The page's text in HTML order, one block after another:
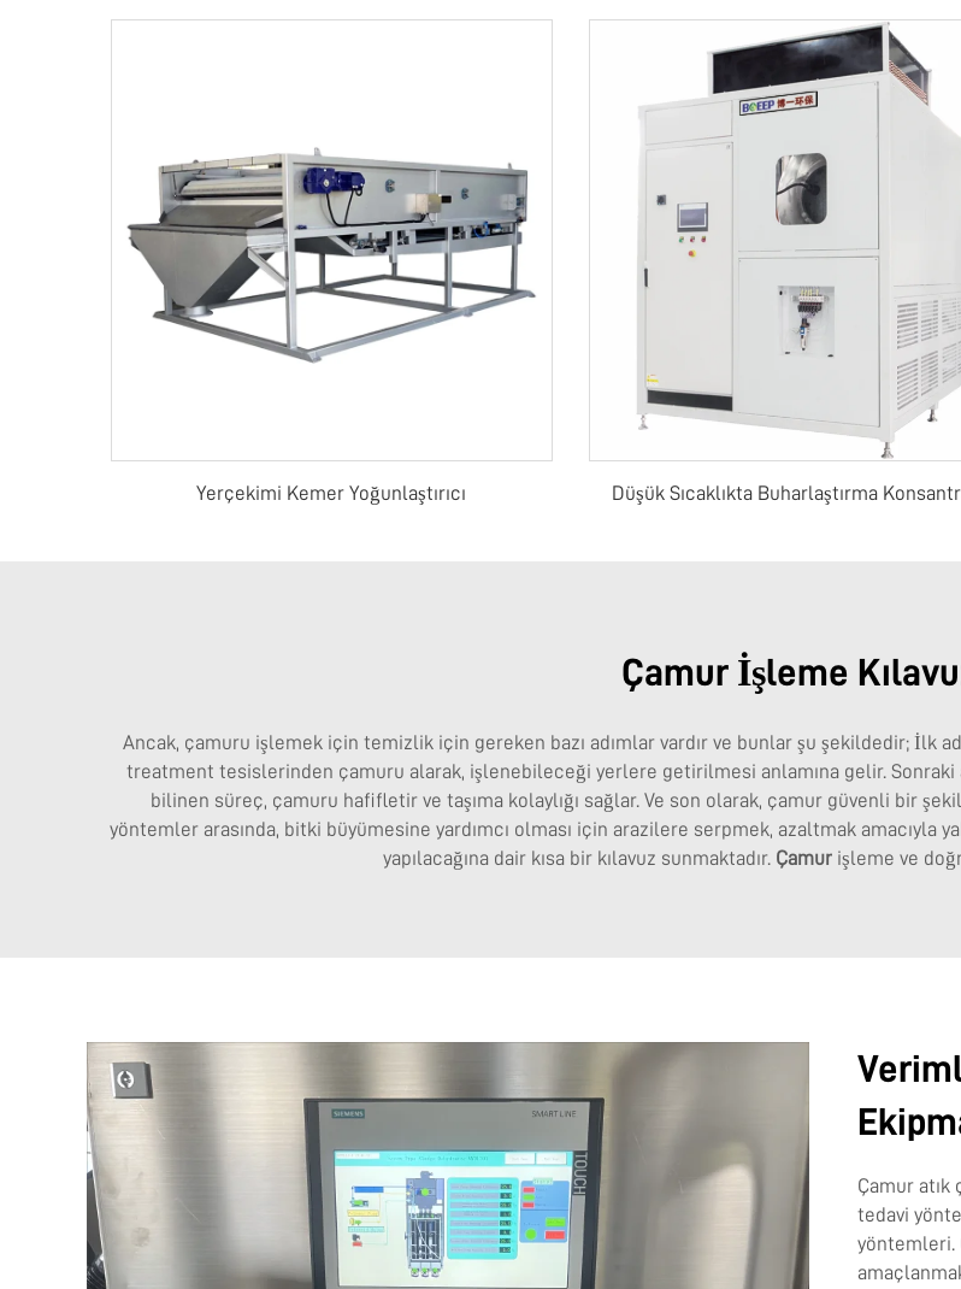
Yerçekimi Kemer Yoğunlaştırıcı Düşük Sıcaklıkta Buharlaştırma
Çamur İşleme
Ancak, çamuru işlemek için temizlik için gereken bazı adımlar vardır ve bunlar şu şekildedir; İlk
treatment tesislerinden çamuru alarak, işlenebileceği yerlere getirilmesi anlamına gelir. Sonraki
bilinen süreç, çamuru hafifletir ve taşıma kolaylığı sağlar. Ve son olarak, çamur güvenli bir
yöntemler arasında, bitki büyümesine yardımcı olması için arazilere serpmek, azaltmak amacıyla
yapılacağına dair kısa bir kılavuz sunmaktadır. Çamur işleme ve
Çamur
tedavi
yöntemleri.